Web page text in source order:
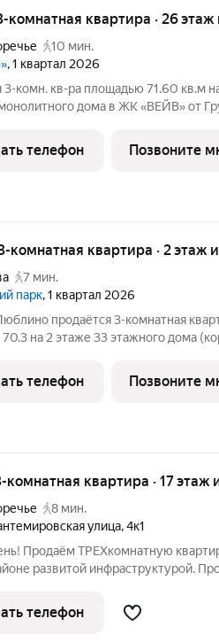
3-комнатная квартира · 26 этаж
10 мин.
, 1 квартал 2026
3-комн. кв-ра площадью 71.60 кв.м
дома в ЖК «ВЕЙВ» от
со смотровой площадкой, беговыми
детскими и спортивными.
телефон Позвоните
3-комнатная квартира · 2 этаж
7 мин.
парк, 1 квартал 2026
продаётся 3-комнатная
на 2 этаже 33 этажного дома
до станции метро
11
телефон Позвоните
3-комнатная квартира · 17 этаж
8 мин.
улица,4к1
Продаём ТРЕХкомнатную
развитой инфраструктурой.
ОДИН СОВЕРШЕННОЛЕТНИЙ
ПРИСУТСТВОВАТЬ на
телефон